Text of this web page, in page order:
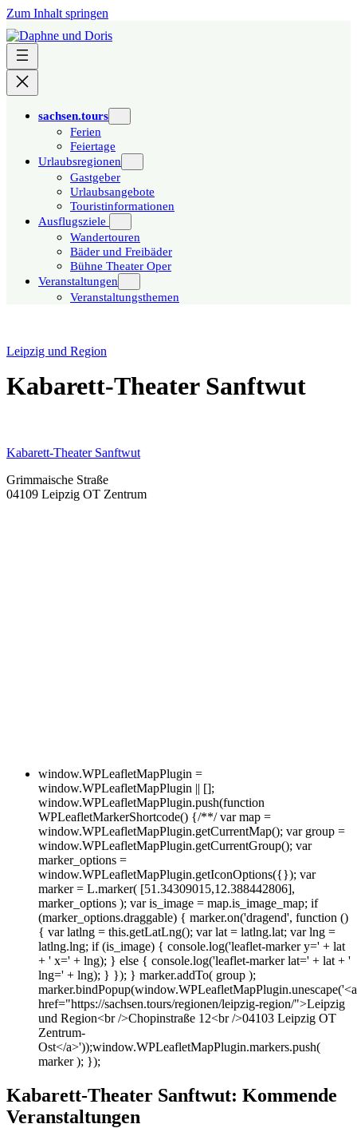
Zum Inhalt springen
sachsen.tours
Ferien
Feiertage
Urlaubsregionen
Gastgeber
Urlaubsangebote
Touristinformationen
Ausflugsziele
Wandertouren
Bäder und Freibäder
Bühne Theater Oper
Veranstaltungen
Veranstaltungsthemen
Leipzig und Region
Kabarett-Theater Sanftwut
Kabarett-Theater Sanftwut
Grimmaische Straße
04109 Leipzig OT Zentrum
window.WPLeafletMapPlugin =
window.WPLeafletMapPlugin || [];
window.WPLeafletMapPlugin.push(function
WPLeafletMarkerShortcode() {/**/ var map =
window.WPLeafletMapPlugin.getCurrentMap(); var group =
window.WPLeafletMapPlugin.getCurrentGroup(); var
marker_options =
window.WPLeafletMapPlugin.getIconOptions({}); var
marker = L.marker( [51.34309015,12.388442806],
marker_options ); var is_image = map.is_image_map; if
(marker_options.draggable) { marker.on('dragend', function ()
{ var latlng = this.getLatLng(); var lat = latlng.lat; var lng =
latlng.lng; if (is_image) { console.log('leaflet-marker y=' + lat
+ ' x=' + lng); } else { console.log('leaflet-marker lat=' + lat + '
lng=' + lng); } }); } marker.addTo( group );
marker.bindPopup(window.WPLeafletMapPlugin.unescape('<a
href="https://sachsen.tours/regionen/leipzig-region/">Leipzig
und Region<br />Chopinstraße 12<br />04103 Leipzig OT
Zentrum-
Ost</a>'));window.WPLeafletMapPlugin.markers.push(
marker ); });
Kabarett-Theater Sanftwut: Kommende
Veranstaltungen